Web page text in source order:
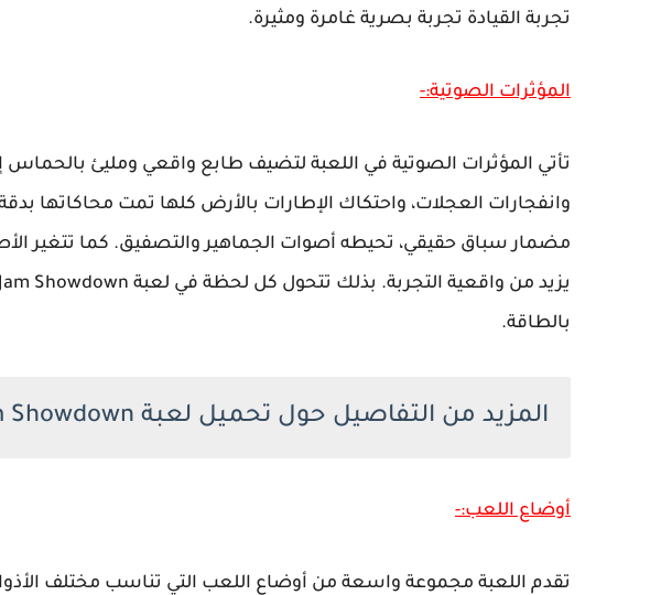
تجربة القيادة تجربة بصرية غامرة ومثيرة.
المؤثرات الصوتية:-
تأتي المؤثرات الصوتية في اللعبة لتضيف طابع واقعي ومليئ
وانفجارات العجلات، واحتكاك الإطارات بالأرض كلها تمت محاكاتها
مضمار سباق حقيقي، تحيطه أصوات الجماهير والتصفيق. كما تتغير
بالطاقة.
المزيد من التفاصيل حول تحميل لعبة Monster Jam Showdown
أوضاع اللعب:-
تقدم اللعبة مجموعة واسعة من أوضاع اللعب التي تناسب مختلف